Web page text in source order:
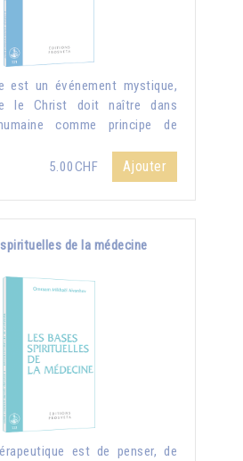
est un événement mystique,
le Christ doit naître dans
comme principe de
5.00CHF
Ajouter
de la médecine
est de penser, de